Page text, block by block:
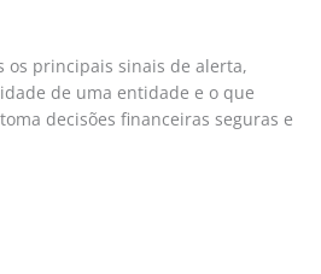
os principais sinais de alerta,
de uma entidade e o que
decisões financeiras seguras e